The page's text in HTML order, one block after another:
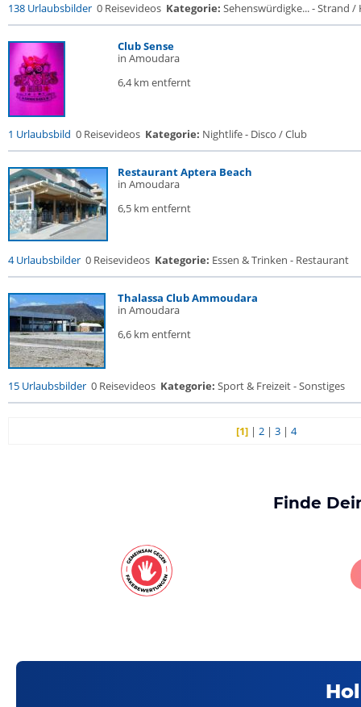
138 Urlaubsbilder 0 Reisevideos Kategorie: Sehenswürdigke... - Strand /
Club Sense
in Amoudara
6,4 km entfernt
1 Urlaubsbild 0 Reisevideos Kategorie: Nightlife - Disco / Club
Restaurant Aptera Beach
in Amoudara
6,5 km entfernt
4 Urlaubsbilder 0 Reisevideos Kategorie: Essen & Trinken - Restaurant
Thalassa Club Ammoudara
in Amoudara
6,6 km entfernt
15 Urlaubsbilder 0 Reisevideos Kategorie: Sport & Freizeit - Sonstiges
[1] |2 |3 |4
Finde